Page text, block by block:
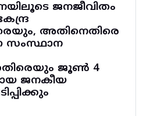
ജനജീവിതം
അതിനെതിരെ
സംസ്ഥാന
ജൂൺ 4
ജനകീയ